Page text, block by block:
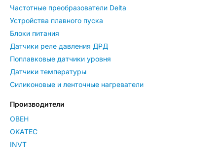
Частотные преобразователи Delta
Устройства плавного пуска
Блоки питания
Датчики реле давления ДРД
Поплавковые датчики уровня
Датчики температуры
Силиконовые и ленточные нагреватели
Производители
ОВЕН
OKATEC
INVT